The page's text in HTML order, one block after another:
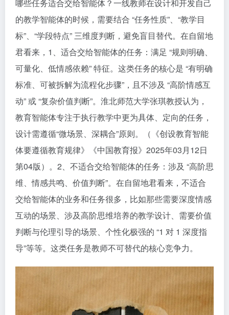
哪些任务适合交给智能体？一线教师在设计和开发自己
的教学智能体的时候，需要结合 “任务性质”、“教学目
标”、“学段特点” 三维度判断，避免盲目替代。在自留地
君看来，1、适合交给智能体的任务：满足 “规则明确、
可量化、低情感依赖” 特征。这类任务的核心是 “有明确
标准、可被拆解为流程化步骤”，且不涉及 “高阶情感互
动” 或 “复杂价值判断”。淮北师范大学张琪教授认为，
教育智能体专注于执行教学中更为具体、定向的任务，
设计需遵循“微场景、深耦合”原则。（《创设教育智能
体要遵循教育规律》《中国教育报》2025年03月12日
第04版）。2、不适合交给智能体的任务：涉及 “高阶思
维、情感共鸣、价值判断”。在自留地君看来，不适合
交给智能体的业务和任务很多，比如那些需要深度情感
互动的场景、涉及高阶思维培养的教学设计、需要价值
判断与伦理引导的场景、个性化极强的 “1 对 1 深度指
导”等等。这类任务是教师不可替代的核心竞争力。